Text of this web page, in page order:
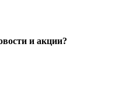
и акции?